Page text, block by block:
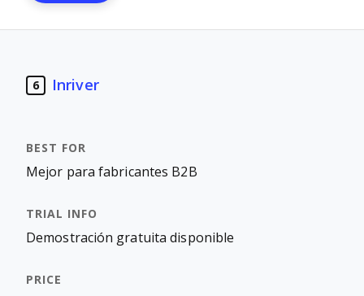
6 Inriver
Mejor para fabricantes B2B
Demostración gratuita disponible